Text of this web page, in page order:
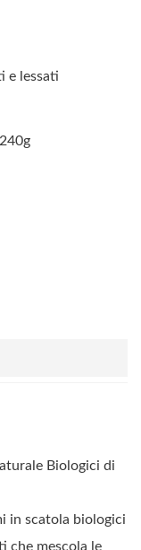
e lessati
Biologici di
in scatola biologici
che mescola le